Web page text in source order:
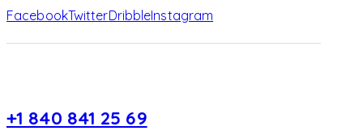
FacebookTwitterDribbleInstagram
+1 840 841 25 69